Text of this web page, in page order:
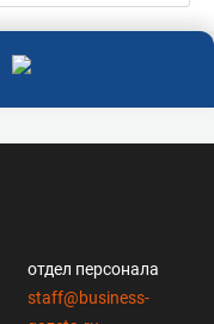
отдел персонала
staff@business-